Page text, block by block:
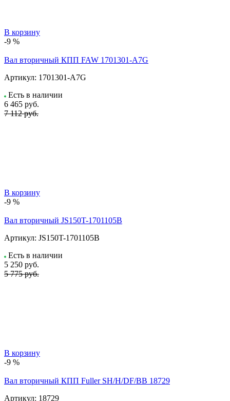
В корзину
-9 %
Вал вторичный КПП FAW 1701301-A7G
Артикул: 1701301-A7G
Есть в наличии
6 465 руб.
7 112 руб.
В корзину
-9 %
Вал вторичный JS150T-1701105B
Артикул: JS150T-1701105B
Есть в наличии
5 250 руб.
5 775 руб.
В корзину
-9 %
Вал вторичный КПП Fuller SH/H/DF/BB 18729
Артикул: 18729